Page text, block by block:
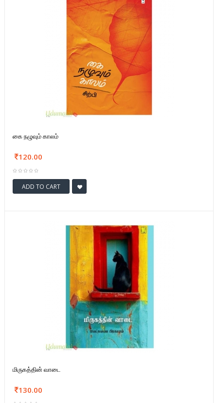
கை நழுவும் காலம்
120.00
ADD TO CART
மிருகத்தின் வாடை
130.00